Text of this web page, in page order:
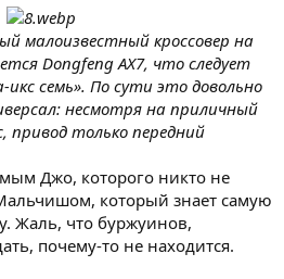
малоизвестный кроссовер на
Dongfeng AX7, что следует
семь». По сути это довольно
несмотря на приличный
привод только передний
Джо, которого никто не
который знает самую
Жаль, что буржуинов,
почему-то не находится.